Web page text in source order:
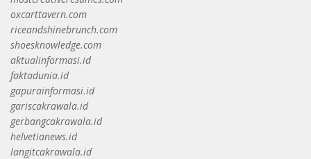
oxcarttavern.com
riceandshinebrunch.com
shoesknowledge.com
aktualinformasi.id
faktadunia.id
gapurainformasi.id
gariscakrawala.id
gerbangcakrawala.id
helvetianews.id
langitcakrawala.id